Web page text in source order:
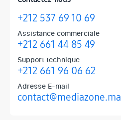
+212 537 69 10 69
Assistance commerciale
+212 661 44 85 49
Support technique
+212 661 96 06 62
Adresse E-mail
contact@mediazone.ma